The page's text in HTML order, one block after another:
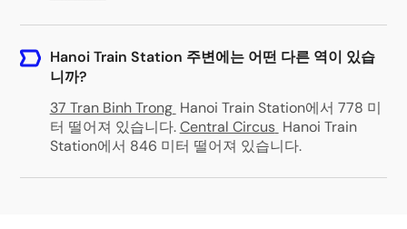
Hanoi Train Station 주변에는 어떤 다른 역이 있습
니까?
37 Tran Binh Trong Hanoi Train Station에서 778 미
터 떨어져 있습니다.Central Circus Hanoi Train
Station에서 846 미터 떨어져 있습니다.